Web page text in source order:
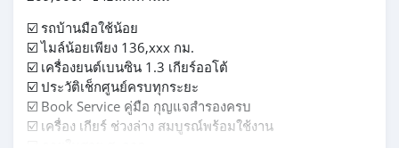
☑️ รถบ้านมือใช้น้อย
☑️ ไมล์น้อยเพียง 136,xxx กม.
☑️ เครื่องยนต์เบนซิน 1.3 เกียร์ออโต้
☑️ ประวัติเช็กศูนย์ครบทุกระยะ
☑️ Book Service คู่มือ กุญแจสำรองครบ
☑️ เครื่อง เกียร์ ช่วงล่าง สมบูรณ์พร้อมใช้งาน